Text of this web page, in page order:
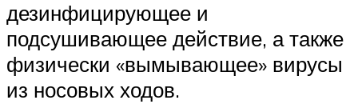
дезинфицирующее и
подсушивающее действие, а также
физически «вымывающее» вирусы
из носовых ходов.